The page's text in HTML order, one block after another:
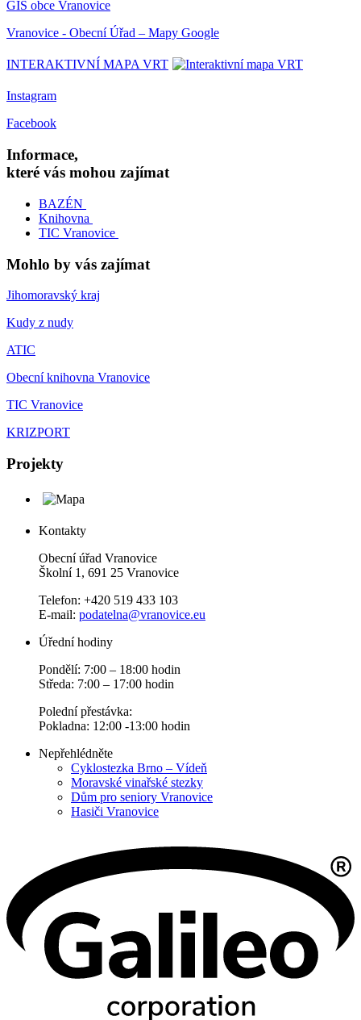
GIS obce Vranovice
Vranovice - Obecní Úřad – Mapy Google
INTERAKTIVNÍ MAPA VRT
Instagram
Facebook
Informace,
které vás mohou zajímat
BAZÉN
Knihovna
TIC Vranovice
Mohlo by vás zajímat
Jihomoravský kraj
Kudy z nudy
ATIC
Obecní knihovna Vranovice
TIC Vranovice
KRIZPORT
Projekty
Kontakty
Obecní úřad Vranovice
Školní 1, 691 25 Vranovice
Telefon: +420 519 433 103
E-mail: podatelna@vranovice.eu
Úřední hodiny
Pondělí: 7:00 – 18:00 hodin
Středa: 7:00 – 17:00 hodin
Polední přestávka:
Pokladna: 12:00 -13:00 hodin
Nepřehlédněte
Cyklostezka Brno – Vídeň
Moravské vinařské stezky
Dům pro seniory Vranovice
Hasiči Vranovice